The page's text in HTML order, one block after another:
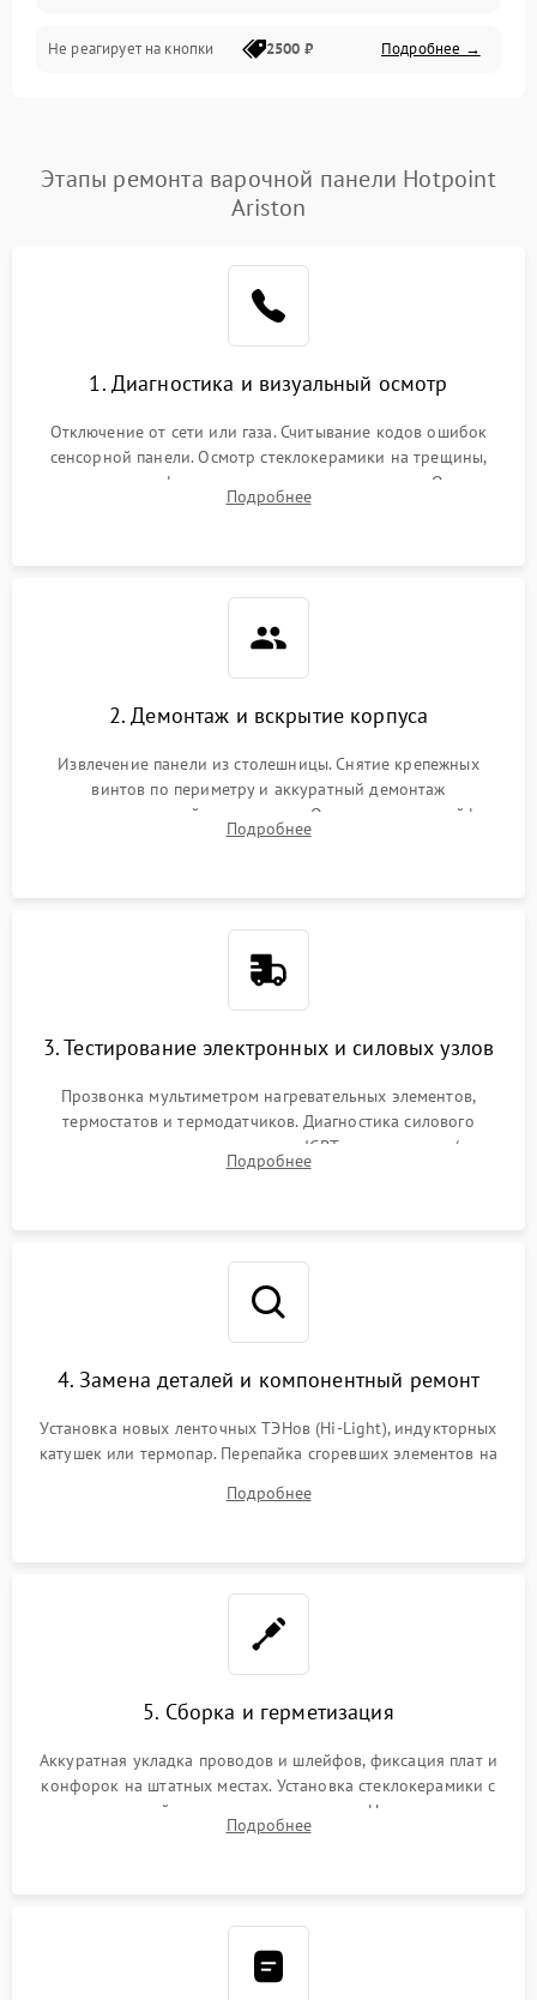
Не реагирует на кнопки 2500 ₽ Подробнее →
Этапы ремонта варочной панели Hotpoint
Ariston
1. Диагностика и визуальный осмотр
Отключение от сети или газа. Считывание кодов ошибок
сенсорной панели. Осмотр стеклокерамики на трещины,
проверка конфорок на равномерность нагрева. Опрос
клиента о симптомах (не включается, не видит посуду,
Подробнее
2. Демонтаж и вскрытие корпуса
Извлечение панели из столешницы. Снятие крепежных
винтов по периметру и аккуратный демонтаж
стеклокерамической поверхности. Отсоединение шлейфов
сенсорного блока для доступа к силовым платам, катушкам
Подробнее
3. Тестирование электронных и силовых узлов
Прозвонка мультиметром нагревательных элементов,
термостатов и термодатчиков. Диагностика силового
модуля, реле, диодных мостов и IGBT-транзисторов (для
индукции). Проверка кранов и газ-контроля (для газовых
Подробнее
4. Замена деталей и компонентный ремонт
Установка новых ленточных ТЭНов (Hi-Light), индукторных
катушек или термопар. Перепайка сгоревших элементов на
дорожек. Очистка контактов и замена поврежденной
Подробнее
5. Сборка и герметизация
Аккуратная укладка проводов и шлейфов, фиксация плат и
конфорок на штатных местах. Установка стеклокерамики с
проверкой равномерности зазоров. Нанесение
термостойкого герметика или укладка уплотнительной
Подробнее